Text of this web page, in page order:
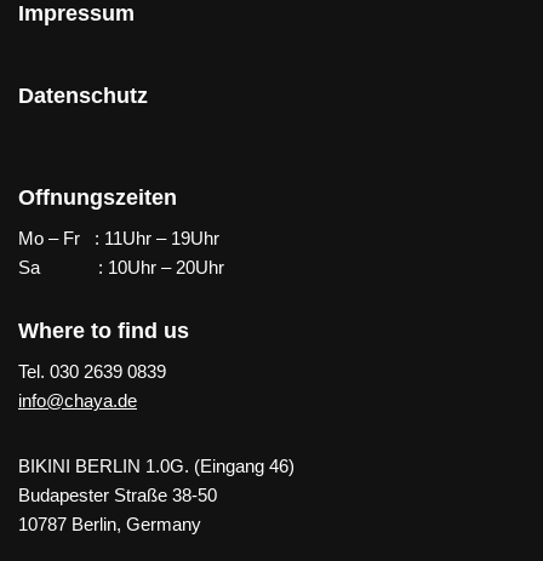
Impressum
Datenschutz
Offnungszeiten
Mo – Fr : 11Uhr – 19Uhr
Sa : 10Uhr – 20Uhr
Where to find us
Tel. 030 2639 0839
info@chaya.de
BIKINI BERLIN 1.0G. (Eingang 46)
Budapester Straße 38-50
10787 Berlin, Germany